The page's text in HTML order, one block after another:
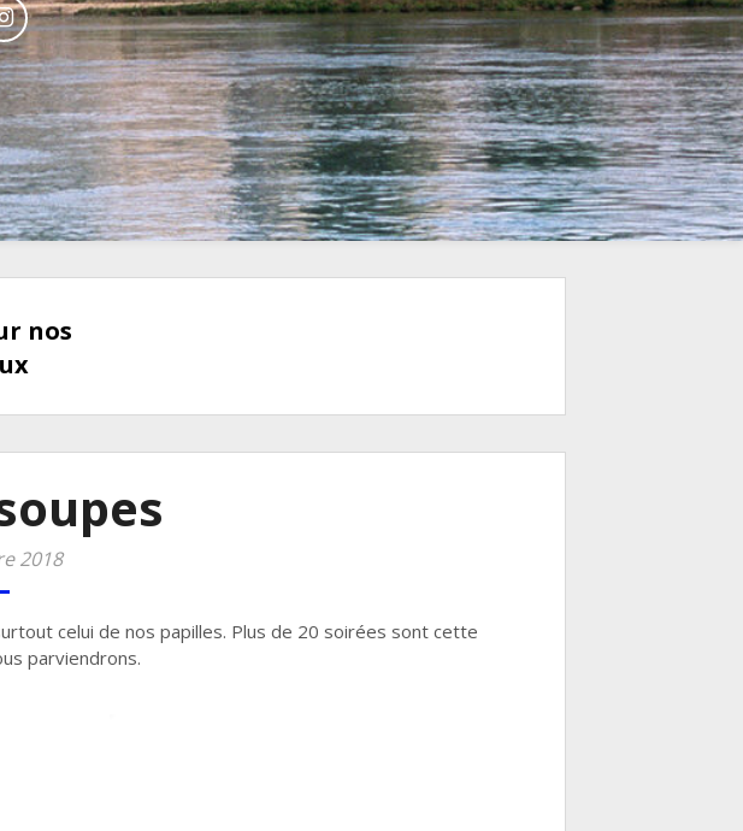
nos
2018
celui de nos papilles. Plus de 20 soirées sont cette
parviendrons.